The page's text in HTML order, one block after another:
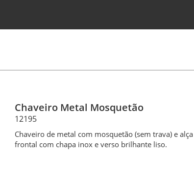
Chaveiro Metal Mosquetão
12195
Chaveiro de metal com mosquetão (sem trava) e
frontal com chapa inox e verso brilhante liso.